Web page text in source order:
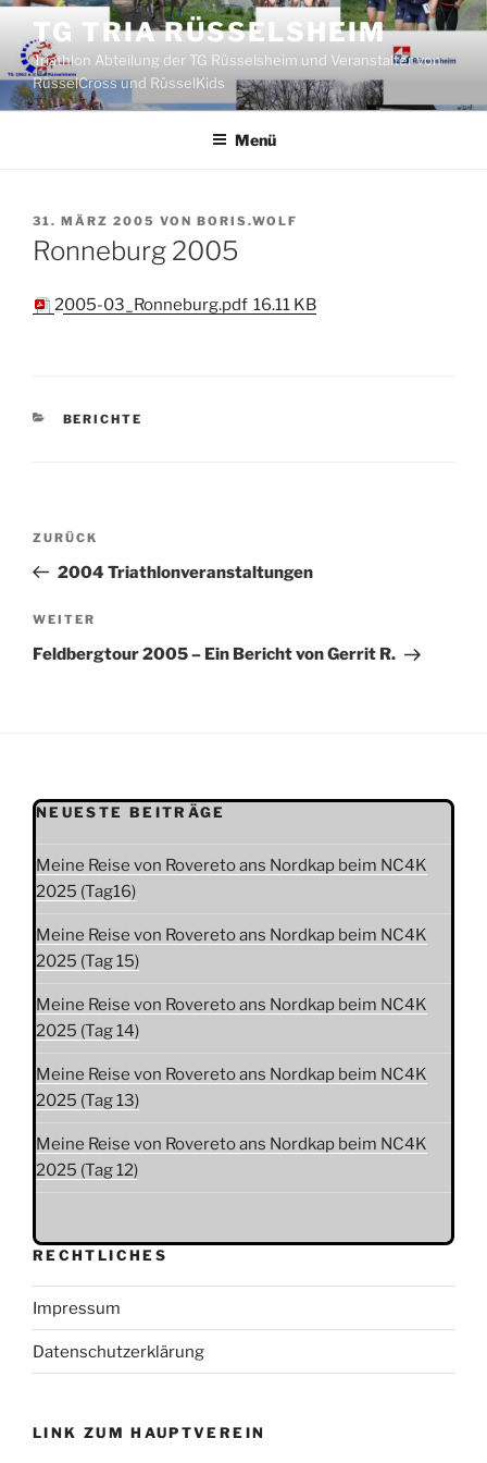
Zum
Inhalt
springen
TG TRIA RÜSSELSHEIM
Triathlon Abteilung der TG Rüsselsheim und Veranstalter von
RüsselCross und RüsselKids
Menü
VERÖFFENTLICHT
AM
31. MÄRZ 2005 VON BORIS.WOLF
Ronneburg 2005
2005-03_Ronneburg.pdf 16.11 KB
KATEGORIEN
BERICHTE
Beitragsnavigation
Vorheriger
Beitrag
ZURÜCK
2004 Triathlonveranstaltungen
Nächster
Beitrag
WEITER
Feldbergtour 2005 – Ein Bericht von Gerrit R.
NEUESTE BEITRÄGE
Meine Reise von Rovereto ans Nordkap beim NC4K
2025 (Tag16)
Meine Reise von Rovereto ans Nordkap beim NC4K
2025 (Tag 15)
Meine Reise von Rovereto ans Nordkap beim NC4K
2025 (Tag 14)
Meine Reise von Rovereto ans Nordkap beim NC4K
2025 (Tag 13)
Meine Reise von Rovereto ans Nordkap beim NC4K
2025 (Tag 12)
RECHTLICHES
Impressum
Datenschutzerklärung
LINK ZUM HAUPTVEREIN